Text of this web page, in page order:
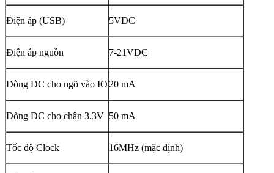
Điện áp (USB) 5VDC
Điện áp nguồn 7-21VDC
Dòng DC cho ngõ vào IO 20 mA
Dòng DC cho chân 3.3V 50 mA
Tốc độ Clock 16MHz (mặc định)